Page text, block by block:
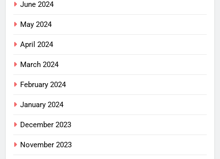
June 2024
May 2024
April 2024
March 2024
February 2024
January 2024
December 2023
November 2023